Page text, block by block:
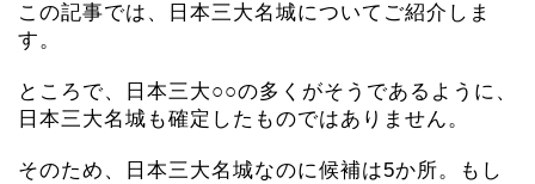
この記事では、日本三大名城についてご紹介しま
す。
ところで、日本三大○○の多くがそうであるように、
日本三大名城も確定したものではありません。
そのため、日本三大名城なのに候補は5か所。もし